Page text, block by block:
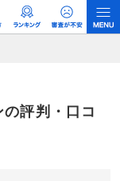
ーザーへの口コミ収集な
評判・口コ